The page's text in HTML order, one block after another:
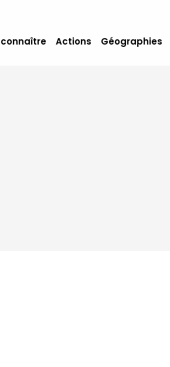
connaître Actions Géographies